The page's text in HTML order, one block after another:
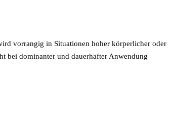
vorrangig in Situationen hoher körperlicher oder
bei dominanter und dauerhafter Anwendung